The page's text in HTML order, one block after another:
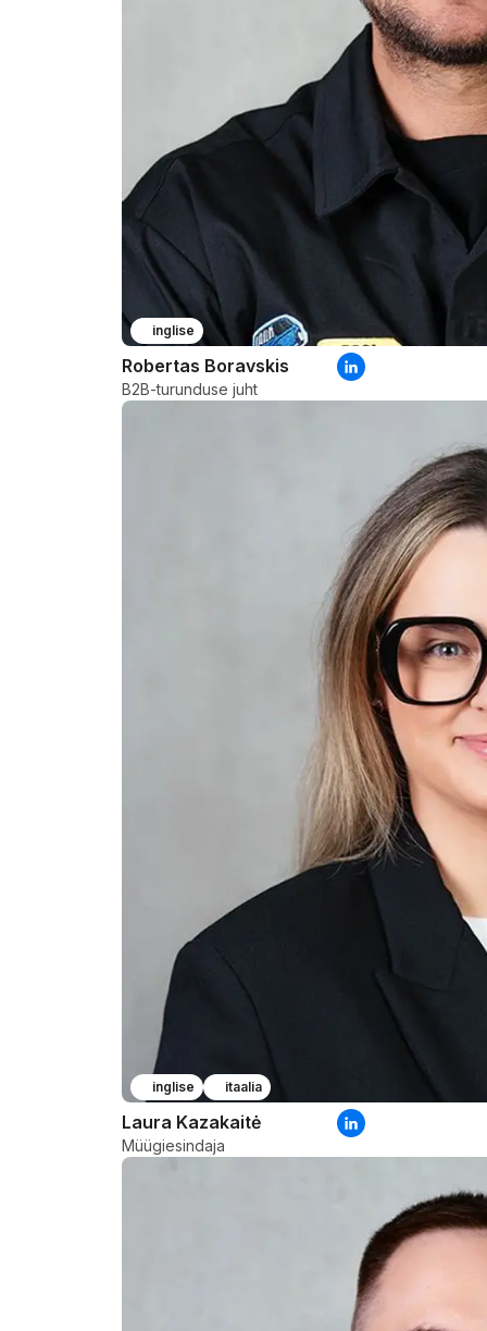
inglise
Robertas Boravskis
B2B-turunduse juht
inglise itaalia
Laura Kazakaitė
Müügiesindaja